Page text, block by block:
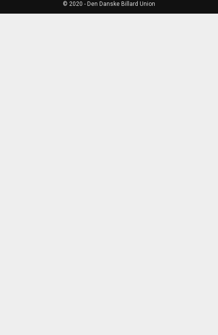
© 2020 - Den Danske Billard Union